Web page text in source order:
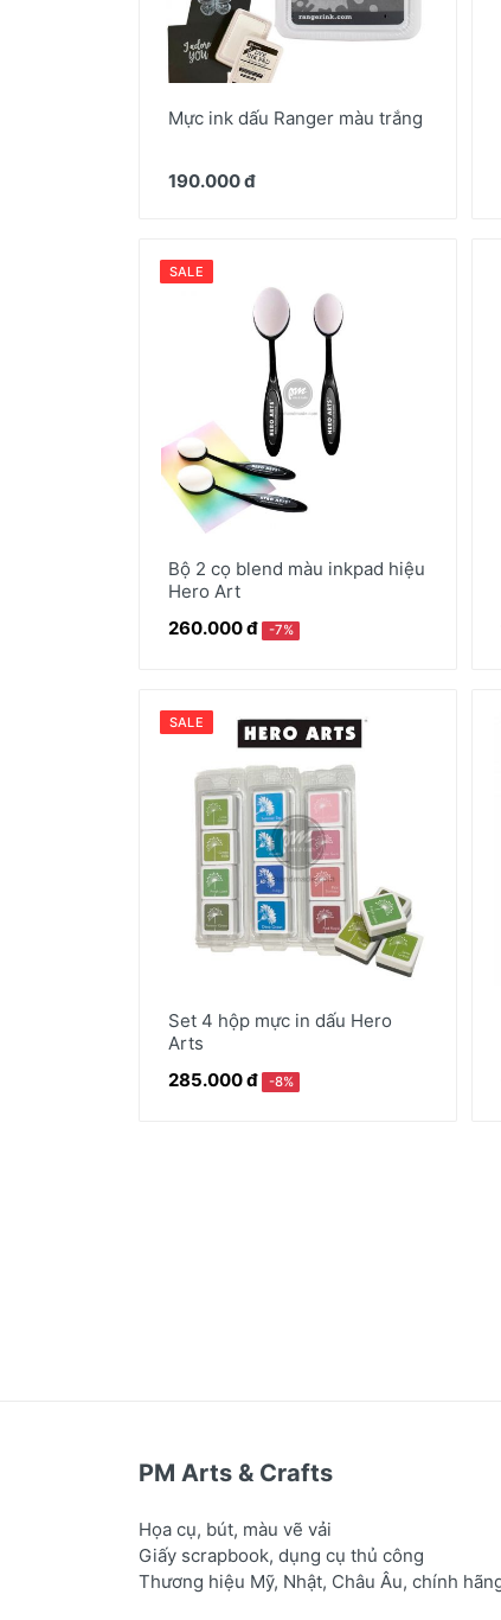
Mực ink dấu Ranger màu trắng
190.000 đ
SALE
Bộ 2 cọ blend màu inkpad hiệu
Hero Art
260.000 đ
-7%
SALE
Set 4 hộp mực in dấu Hero
Arts
285.000 đ
-8%
PM Arts & Crafts
Họa cụ, bút, màu vẽ vải
Giấy scrapbook, dụng cụ thủ công
Thương hiệu Mỹ, Nhật, Châu Âu, chính